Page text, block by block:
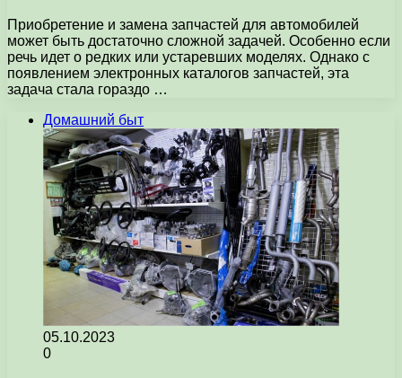
Приобретение и замена запчастей для автомобилей
может быть достаточно сложной задачей. Особенно если
речь идет о редких или устаревших моделях. Однако с
появлением электронных каталогов запчастей, эта
задача стала гораздо …
Домашний быт
05.10.2023
0